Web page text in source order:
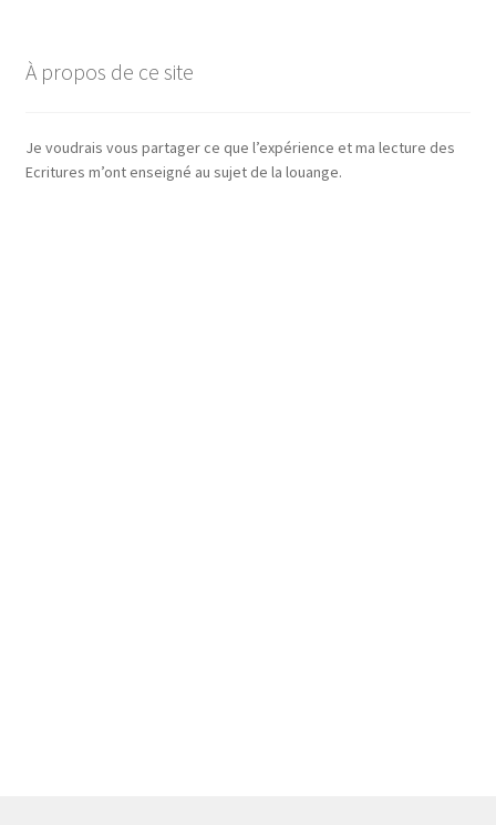
À propos de ce site
Je voudrais vous partager ce que l’expérience et ma lecture des
Ecritures m’ont enseigné au sujet de la louange.